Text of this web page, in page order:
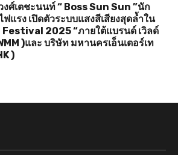
ศ์เตชะนนท์ “ Boss Sun Sun ”นัก
แรง เปิดตัวระบบแสงสีเสียงสุดล้ำใน
Festival 2025 “ภายใต้แบรนด์ เวิลด์
)และ บริษัท มหานครเอ็นเตอร์เท
)